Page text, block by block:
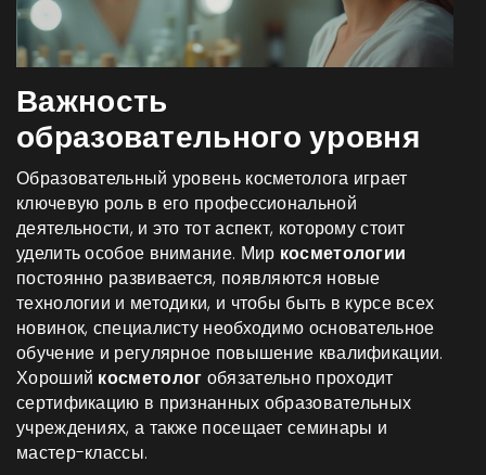
Важность
образовательного уровня
Образовательный уровень косметолога играет
ключевую роль в его профессиональной
деятельности, и это тот аспект, которому стоит
уделить особое внимание. Мир косметологии
постоянно развивается, появляются новые
технологии и методики, и чтобы быть в курсе всех
новинок, специалисту необходимо основательное
обучение и регулярное повышение квалификации.
Хороший косметолог обязательно проходит
сертификацию в признанных образовательных
учреждениях, а также посещает семинары и
мастер-классы.